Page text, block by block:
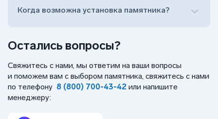
Остались вопросы?
Свяжитесь с нами, мы ответим на ваши вопросы
и поможем вам с выбором памятника, свяжитесь с нами
по телефону 8 (800) 700-43-42 или напишите
менеджеру:
Когда возможна установка памятника?